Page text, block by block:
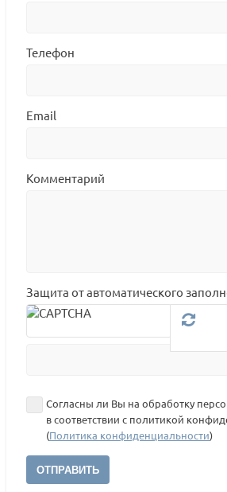
Телефон
Email
Комментарий
Защита от автоматического
Согласны ли Вы на обработку
в соответствии с политикой
(Политика конфиденциальности)
ОТПРАВИТЬ